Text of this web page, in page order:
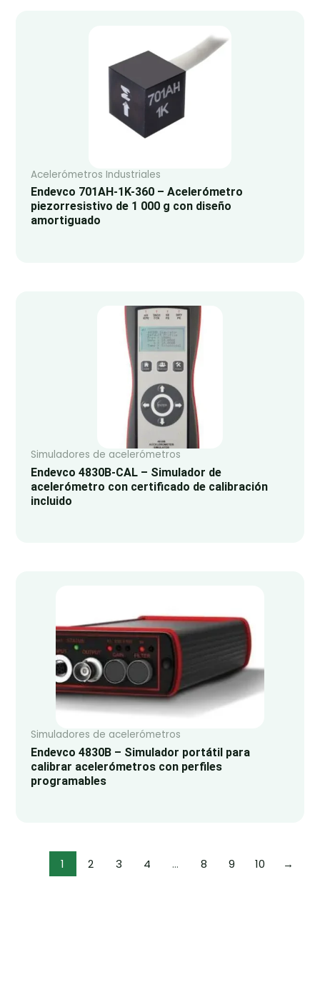
Acelerómetros Industriales
Endevco 701AH-1K-360 – Acelerómetro
piezorresistivo de 1 000 g con diseño
amortiguado
Simuladores de acelerómetros
Endevco 4830B-CAL – Simulador de
acelerómetro con certificado de calibración
incluido
Simuladores de acelerómetros
Endevco 4830B – Simulador portátil para
calibrar acelerómetros con perfiles
programables
1 2 3 4 … 8 9 10 →